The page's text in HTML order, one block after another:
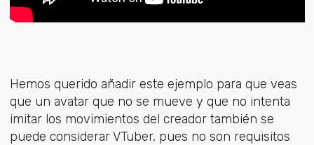
Hemos querido añadir este ejemplo para que veas
que un avatar que no se mueve y que no intenta
imitar los movimientos del creador también se
puede considerar VTuber, pues no son requisitos